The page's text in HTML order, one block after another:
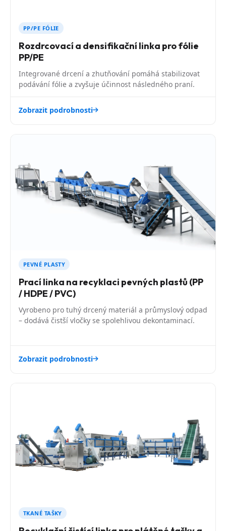
PP/PE FÓLIE
Rozdrcovací a densifikační linka pro fólie
PP/PE
Integrované drcení a zhutňování pomáhá stabilizovat
podávání fólie a zvyšuje účinnost následného praní.
Zobrazit podrobnosti
PEVNÉ PLASTY
Prací linka na recyklaci pevných plastů (PP
/ HDPE / PVC)
Vyrobeno pro tuhý drcený materiál a průmyslový odpad
– dodává čistší vločky se spolehlivou dekontaminací.
Zobrazit podrobnosti
TKANÉ TAŠKY